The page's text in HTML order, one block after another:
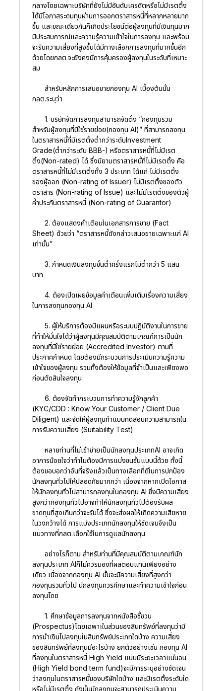
กลางโดยเฉพาะบริษัทที่ยังไม่มีอันดับเครดิตหรือไม่มีเรตติ้ง
ได้มีโอกาสระดมทุนผ่านการออกตราสารหนี้ที่หลากหลายมาก
ขึ้น และขณะเดียวกันก็เกิดประโยชน์ต่อผู้ลงทุนที่มีเงินทุนมาก
มีประสบการณ์และความรู้ความเข้าใจในการลงทุน และพร้อม
จะรับความเสี่ยงที่สูงขึ้นได้มีทางเลือกการลงทุนที่มากขึ้นอีก
ด้วยโดยกลต.จะยังคงมีการคุ้มครองผู้ลงทุนในระดับที่เหมาะ
สม
สำหรับหลักการเสนอขายกองทุน AI เบื้องต้นนั้น
กลต.ระบุว่า
1. บริษัทจัดการลงทุนสามารถจัดตั้ง “กองทุนรวม
สำหรับผู้ลงทุนที่มิใช่รายย่อย(กองทุน AI)” ที่สามารถลงทุน
ในตราสารหนี้ที่มีเรตติ้งต่ำกว่าระดับInvestment
Grade(ต่ำกว่าระดับ BBB-) หรือตราสารหนี้ที่ไม่มีเรต
ติ้ง(Non-rated) ได้ ซึ่งนิยามตราสารหนี้ที่ไม่มีเรตติ้ง คือ
ตราสารหนี้ที่ไม่มีเรตติ้งทั้ง 3 ประเภท ได้แก่ ไม่มีเรตติ้ง
ของผู้ออก (Non-rating of Issuer) ไม่มีเรตติ้งของตัว
ตราสาร (Non-rating of Issue) และไม่มีเรตติ้งของตัวผู้
ค้ำประกันตราสารหนี้ (Non-rating of Guarantor)
2. ต้องแสดงคำเตือนในเอกสารการขาย (Fact
Sheet) ด้วยว่า “ตราสารหนี้ดังกล่าวเสนอขายเฉพาะแก่ AI
เท่านั้น”
3. กำหนดเงินลงทุนขั้นต่ำครั้งแรกไม่ต่ำกว่า 5 แสน
บาท
4. ต้องเปิดเผยข้อมูลคำเตือนเพิ่มเติมเรื่องความเสี่ยง
ในการลงทุนกองทุน AI
5. ผู้ให้บริการต้องมีแผนหรือระบบปฏิบัติงานในการขาย
ที่ทำให้มั่นใจได้ว่าผู้ลงทุนมีคุณสมบัติตามเกณฑ์การเป็นนัก
ลงทุนที่มิใช่รายย่อย (Accredited Investor) ตามที่
ประกาศกำหนด โดยต้องมีกระบวนการประเมินความรู้ความ
เข้าใจของผู้ลงทุน รวมทั้งต้องให้ข้อมูลที่จำเป็นและเพียงพอ
ก่อนตัดสินใจลงทุน
6. ต้องจัดทำกระบวนการทำความรู้จักลูกค้า
(KYC/CDD : Know Your Customer / Client Due
Diligent) และจัดให้ผู้ลงทุนทำแบบทดสอบความสามารถใน
การรับความเสี่ยง (Suitability Test)
หลายท่านที่ไม่เข้าข่ายเป็นนักลงทุนประเภทAI อาจเกิด
อาการน้อยใจว่าทำไมต้องมีการแบ่งชนชั้นแบบนี้ด้วย ทั้งนี้
ต้องขอบอกว่าอันที่จริงแล้วเป็นทางเลือกที่ดีในการปกป้อง
นักลงทุนทั่วไปให้ปลอดภัยมากกว่า เนื่องจากหากเปิดโอกาส
ให้นักลงทุนทั่วไปสามารถลงทุนในกองทุน AI ซึ่งมีความเสี่ยง
สูงกว่ากองทุนทั่วไปอาจทำให้นักลงทุนทั่วไปต้องรับผล
ขาดทุนที่สูงเกินกว่าจะรับได้ ซึ่งจะส่งผลให้เกิดความเสียหาย
ในวงกว้างได้ การแบ่งประเภทนักลงทุนให้ชัดเจนจึงเป็น
แนวทางที่กลต.เลือกใช้ในการดูแลนักลงทุน
อย่างไรก็ตาม สำหรับท่านที่มีคุณสมบัติตามเกณฑ์นัก
ลงทุนประเภท AIก็ไม่ควรมองที่ผลตอบแทนเพียงอย่าง
เดียว เนื่องจากกองทุน AI นั้นจะมีความเสี่ยงที่สูงกว่า
กองทุนรวมทั่วไป นักลงทุนควรศึกษาและทำความเข้าใจก่อน
ลงทุนโดย
1. ศึกษาข้อมูลการลงทุนจากหนังสือชี้ชวน
(Prospectus)โดยเฉพาะในส่วนของสินทรัพย์ที่ลงทุนว่ามี
การนำเงินไปลงทุนในสินทรัพย์ประเภทใดบ้าง ความเสี่ยง
ของสินทรัพย์ที่ลงทุนมีอะไรบ้าง ยกตัวอย่างเช่น กองทุน AI
ที่ลงทุนในตราสารหนี้ High Yield แบบมีระยะเวลาแน่นอน
(High Yield bond term fund)จะมีการระบุอย่างชัดเจน
ว่าลงทุนในตราสารหนี้ของบริษัทใดบ้าง และมีเรตติ้งระดับใด
หรือไม่มีเรตติ้ง ดังนั้นนักลงทุนจะสามารถประเมินความ